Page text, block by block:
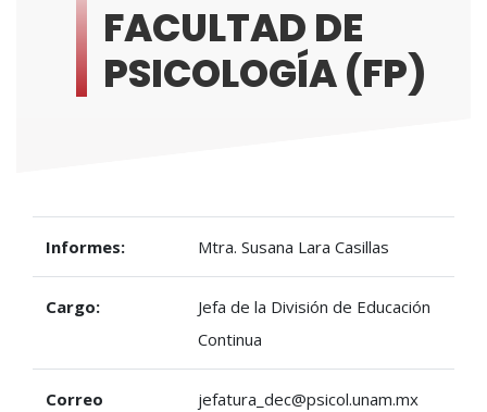
FACULTAD DE
PSICOLOGÍA (FP)
Informes: Mtra. Susana Lara Casillas
Cargo:
Jefa de la División de Educación
Continua
Correo
jefatura_dec@psicol.unam.mx